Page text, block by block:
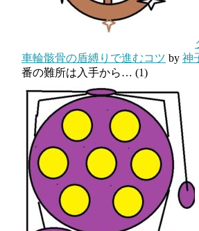
車輪骸骨の盾縛りで進むコツ by 神
番の難所は入手から… (1)